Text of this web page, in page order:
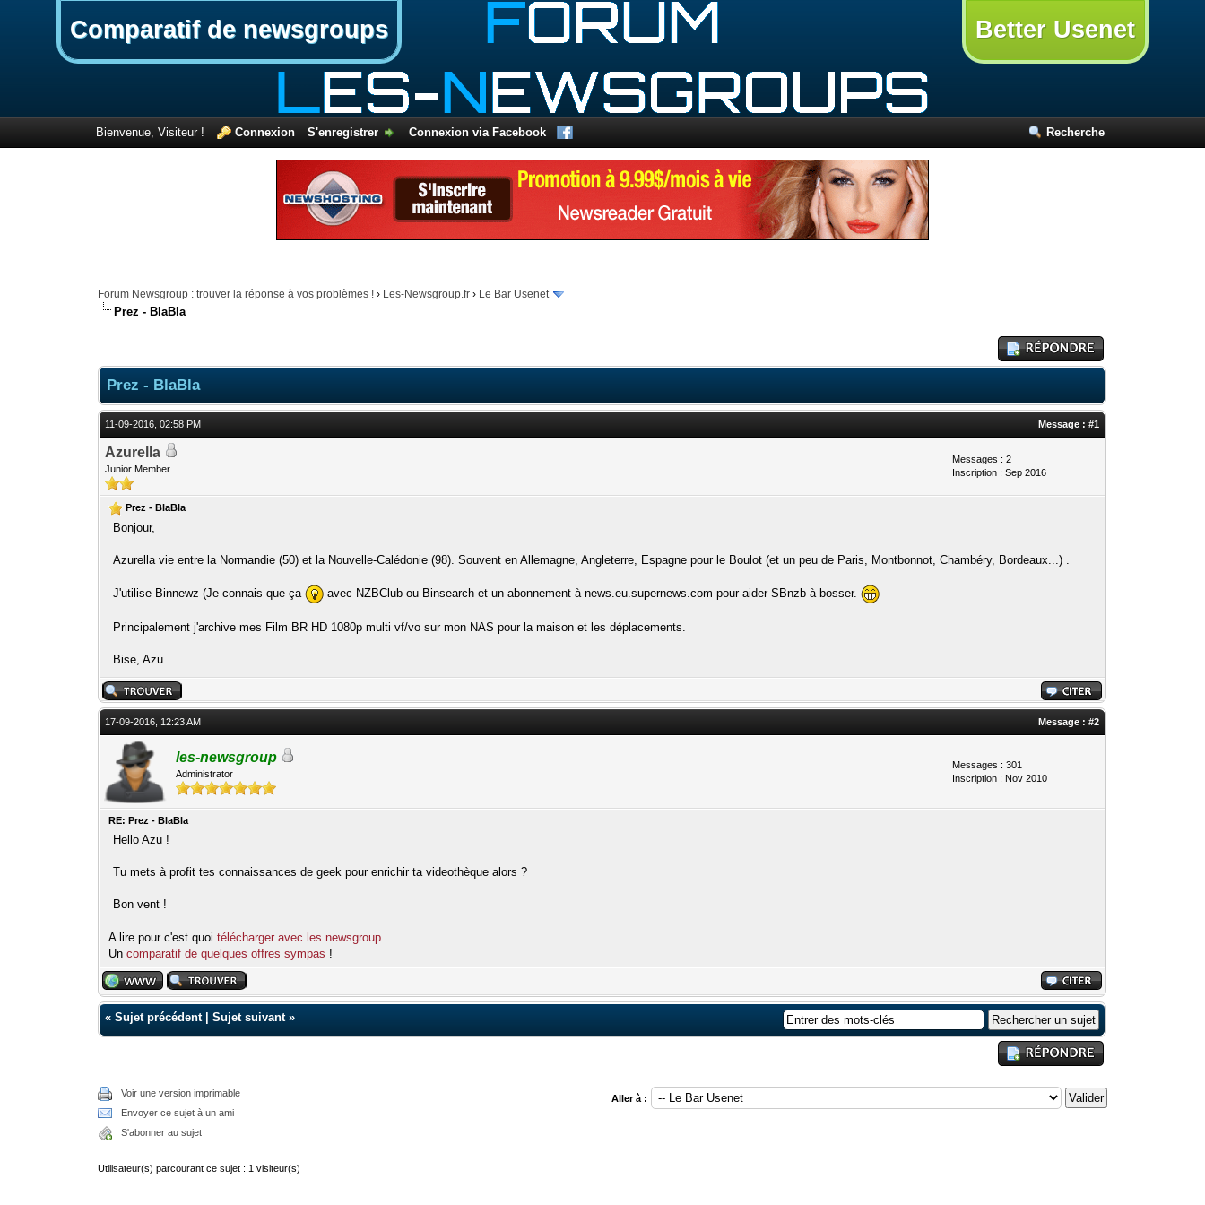
Comparatif de newsgroups Better Usenet
Recherche
Bienvenue, Visiteur ! Connexion S'enregistrer Connexion via Facebook
Forum Newsgroup : trouver la réponse à vos problèmes ! › Les-Newsgroup.fr › Le Bar Usenet
Prez - BlaBla
Prez - BlaBla
11-09-2016, 02:58 PM Message :#1
Azurella
Junior Member
Messages : 2
Inscription : Sep 2016
Prez - BlaBla
Bonjour,
Azurella vie entre la Normandie (50) et la Nouvelle-Calédonie (98). Souvent en Allemagne, Angleterre, Espagne pour le Boulot (et un peu de Paris, Montbonnot, Chambéry, Bordeaux...) .
J'utilise Binnewz (Je connais que ça avec NZBClub ou Binsearch et un abonnement à news.eu.supernews.com pour aider SBnzb à bosser.
Principalement j'archive mes Film BR HD 1080p multi vf/vo sur mon NAS pour la maison et les déplacements.
Bise, Azu
17-09-2016, 12:23 AM Message :#2
les-newsgroup
Administrator
Messages : 301
Inscription : Nov 2010
RE: Prez - BlaBla
Hello Azu !
Tu mets à profit tes connaissances de geek pour enrichir ta videothèque alors ?
Bon vent !
A lire pour c'est quoitélécharger avec les newsgroup
Uncomparatif de quelques offres sympas !
«Sujet précédent |Sujet suivant »
Voir une version imprimable
Envoyer ce sujet à un ami
S'abonner au sujet
Aller à :
Utilisateur(s) parcourant ce sujet : 1 visiteur(s)